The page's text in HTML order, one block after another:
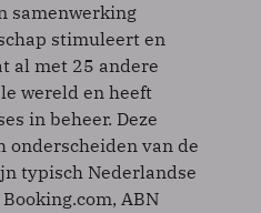
samenwerking
stimuleert en
al met 25 andere
wereld en heeft
in beheer. Deze
onderscheiden van de
typisch Nederlandse
ABN